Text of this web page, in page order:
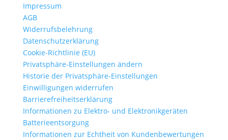
Impressum
AGB
Widerrufsbelehrung
Datenschutzerklärung
Cookie-Richtlinie (EU)
Privatsphäre-Einstellungen ändern
Historie der Privatsphäre-Einstellungen
Einwilligungen widerrufen
Barrierefreiheitserklärung
Informationen zu Elektro- und Elektronikgeräten
Batterieentsorgung
Informationen zur Echtheit von Kundenbewertungen